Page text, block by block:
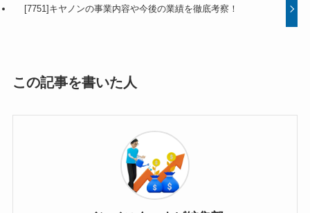
[7751]キヤノンの事業内容や今後の業績を徹底考察！
この記事を書いた人